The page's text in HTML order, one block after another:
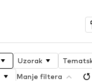
Uzorak
Manje filtera